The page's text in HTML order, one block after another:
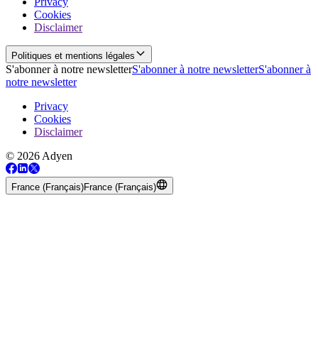
Cookies
Disclaimer
Politiques et mentions légales
S'abonner à notre newsletterS'abonner à notre newsletterS'abonner à
notre newsletter
Privacy
Cookies
Disclaimer
© 2026 Adyen
France (Français)France (Français)